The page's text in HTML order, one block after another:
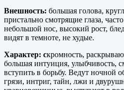
Внешность: большая голова,
пристально смотрящие глаза,
небольшой нос, высокий рост,
видят в темноте, не худые.
Характер: скромность,
большая интуиция, улыбчивость,
вступить в борьбу. Ведут ночной
грязи, интриг, тайн, лжи и